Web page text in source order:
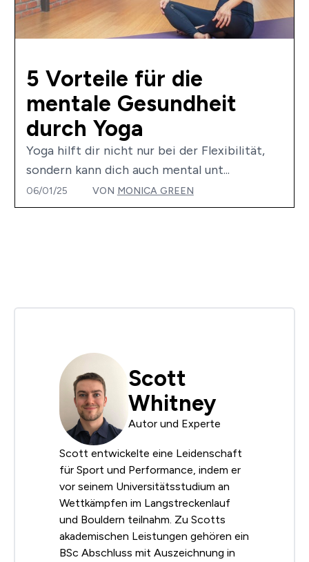
5 Vorteile für die
mentale Gesundheit
durch Yoga
Yoga hilft dir nicht nur bei der Flexibilität,
sondern kann dich auch mental unt...
06/01/25 VON MONICA GREEN
Scott
Whitney
Autor und Experte
Scott entwickelte eine Leidenschaft
für Sport und Performance, indem er
vor seinem Universitätsstudium an
Wettkämpfen im Langstreckenlauf
und Bouldern teilnahm. Zu Scotts
akademischen Leistungen gehören ein
BSc Abschluss mit Auszeichnung in